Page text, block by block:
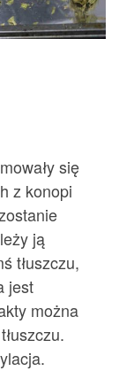
się
z konopi
ją
tłuszczu,
jest
można